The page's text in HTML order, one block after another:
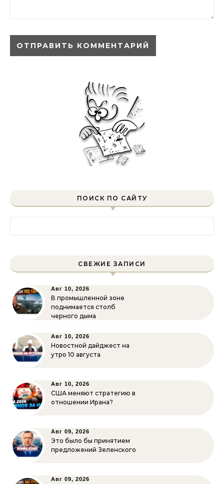
ПОИСК ПО САЙТУ
СВЕЖИЕ ЗАПИСИ
Авг 10, 2026
В промышленной зоне
поднимается столб
черного дыма
Авг 10, 2026
Новостной дайджест на
утро 10 августа
Авг 10, 2026
США меняют стратегию в
отношении Ирана?
Авг 09, 2026
Это было бы принятием
предложений Зеленского
Авг 09, 2026